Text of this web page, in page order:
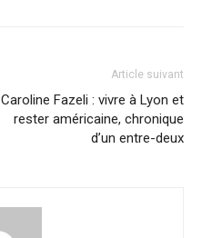
Article suivant
Caroline Fazeli : vivre à Lyon et
rester américaine, chronique
d’un entre-deux